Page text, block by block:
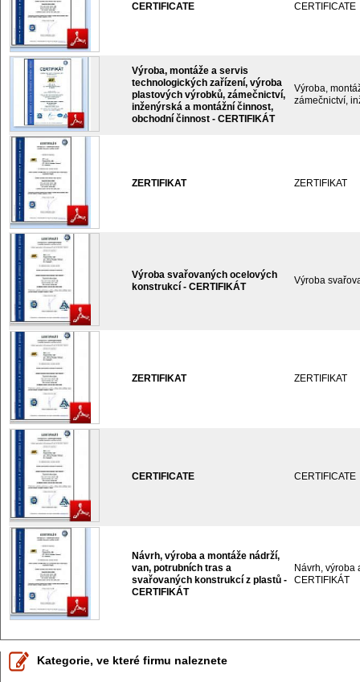
CERTIFICATE CERTIFICATE
Výroba, montáže a servis
technologických zařízení, výroba
plastových výrobků, zámečnictví,
inženýrská a montážní činnost,
obchodní činnost - CERTIFIKÁT
Výroba,
zámečnictví,
ZERTIFIKAT ZERTIFIKAT
Výroba svařovaných ocelových
konstrukcí - CERTIFIKÁT
Výroba
ZERTIFIKAT ZERTIFIKAT
CERTIFICATE CERTIFICATE
Návrh, výroba a montáže nádrží,
van, potrubních tras a
svařovaných konstrukcí z plastů -
CERTIFIKÁT
Návrh, výroba
CERTIFIKÁT
Kategorie, ve které firmu naleznete